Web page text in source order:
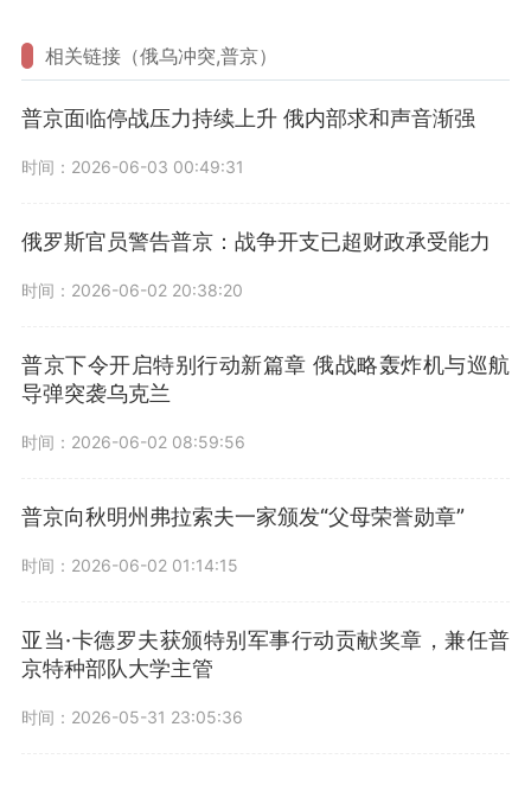
相关链接（俄乌冲突,普京）
普京面临停战压力持续上升 俄内部求和声音渐强
时间：2026-06-03 00:49:31
俄罗斯官员警告普京：战争开支已超财政承受能力
时间：2026-06-02 20:38:20
普京下令开启特别行动新篇章 俄战略轰炸机与巡航
导弹突袭乌克兰
时间：2026-06-02 08:59:56
普京向秋明州弗拉索夫一家颁发“父母荣誉勋章”
时间：2026-06-02 01:14:15
亚当·卡德罗夫获颁特别军事行动贡献奖章，兼任普
京特种部队大学主管
时间：2026-05-31 23:05:36